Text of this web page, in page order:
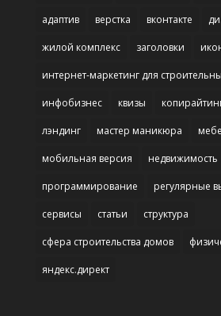
адаптив верстка вконтакте
жилой комплекс заголовки
интернет-маркетинг для
инфобизнес квизы
лэндинг мастер маникюра
мобильная версия недвижимость
программирование регулярные
сервисы статьи структура
сфера строительства домов
яндекс.директ